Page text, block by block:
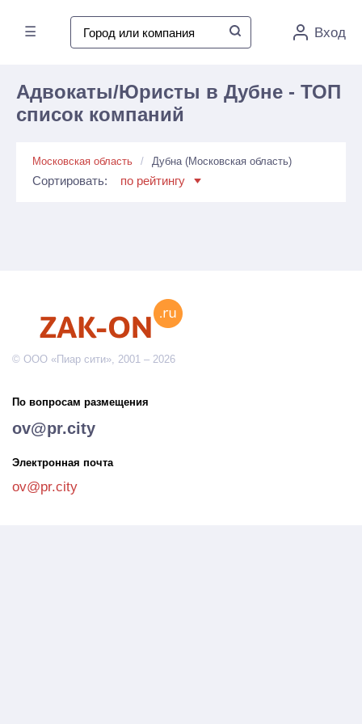
☰ Вход
Адвокаты/Юристы в Дубне - ТОП
список компаний
Московская область Дубна (Московская область)
Сортировать: по рейтингу
© ООО «Пиар сити», 2001 – 2026
По вопросам размещения
ov@pr.city
Электронная почта
ov@pr.city